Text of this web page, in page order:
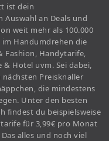
ist dein
an Deals und
weit mehr als 100.000
im Handumdrehen die
Fashion, Handytarife,
& Hotel uvm. Sei dabei,
Preisknaller
die mindestens
Unter den besten
findest du beispielsweise
für 3,99€ pro Monat
alles und noch viel